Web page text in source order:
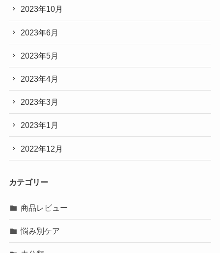
2023年10月
2023年6月
2023年5月
2023年4月
2023年3月
2023年1月
2022年12月
カテゴリー
商品レビュー
悩み別ケア